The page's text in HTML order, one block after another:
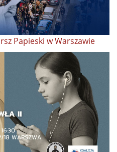
Papieski w Warszawie